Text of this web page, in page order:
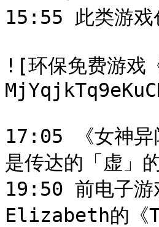
15:55 此类游戏
![环保免费游
17:05 《女神异
是传达的「虚」
19:50 前电子游
Elizabeth的《